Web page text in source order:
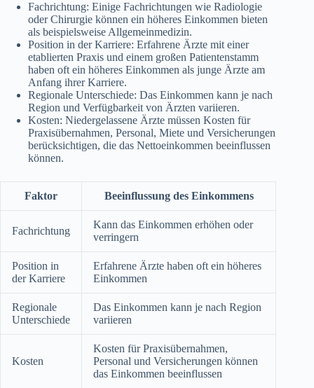
Fachrichtung: Einige Fachrichtungen wie Radiologie
oder Chirurgie können ein höheres Einkommen bieten
als beispielsweise Allgemeinmedizin.
Position in der Karriere: Erfahrene Ärzte mit einer
etablierten Praxis und einem großen Patientenstamm
haben oft ein höheres Einkommen als junge Ärzte am
Anfang ihrer Karriere.
Regionale Unterschiede: Das Einkommen kann je nach
Region und Verfügbarkeit von Ärzten variieren.
Kosten: Niedergelassene Ärzte müssen Kosten für
Praxisübernahmen, Personal, Miete und Versicherungen
berücksichtigen, die das Nettoeinkommen beeinflussen
können.
Faktor Beeinflussung des Einkommens
Fachrichtung
Kann das Einkommen erhöhen oder
verringern
Position in
der Karriere
Erfahrene Ärzte haben oft ein höheres
Einkommen
Regionale
Unterschiede
Das Einkommen kann je nach Region
variieren
Kosten
Kosten für Praxisübernahmen,
Personal und Versicherungen können
das Einkommen beeinflussen